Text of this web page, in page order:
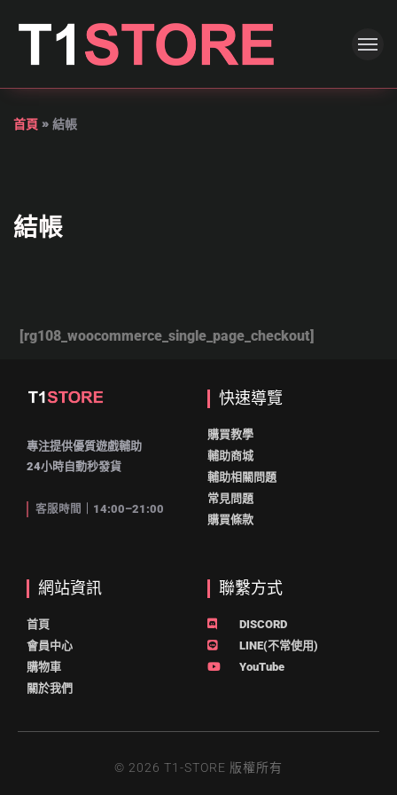
首頁 » 結帳
結帳
[rg108_woocommerce_single_page_checkout]
專注提供優質遊戲輔助
24小時自動秒發貨
客服時間｜14:00–21:00
快速導覽
購買教學
輔助商城
輔助相關問題
常見問題
購買條款
網站資訊
首頁
會員中心
購物車
關於我們
聯繫方式
DISCORD
LINE(不常使用)
YouTube
© 2026 T1-STORE 版權所有